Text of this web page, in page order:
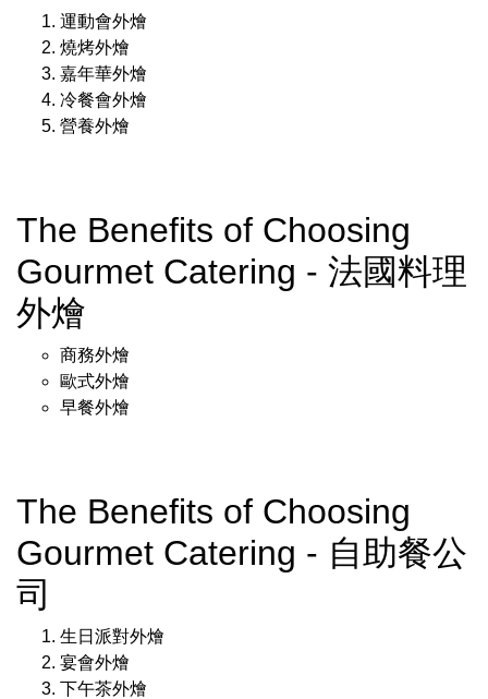
運動會外燴
燒烤外燴
嘉年華外燴
冷餐會外燴
營養外燴
The Benefits of Choosing
Gourmet Catering - 法國料理
外燴
商務外燴
歐式外燴
早餐外燴
The Benefits of Choosing
Gourmet Catering - 自助餐公
司
生日派對外燴
宴會外燴
下午茶外燴